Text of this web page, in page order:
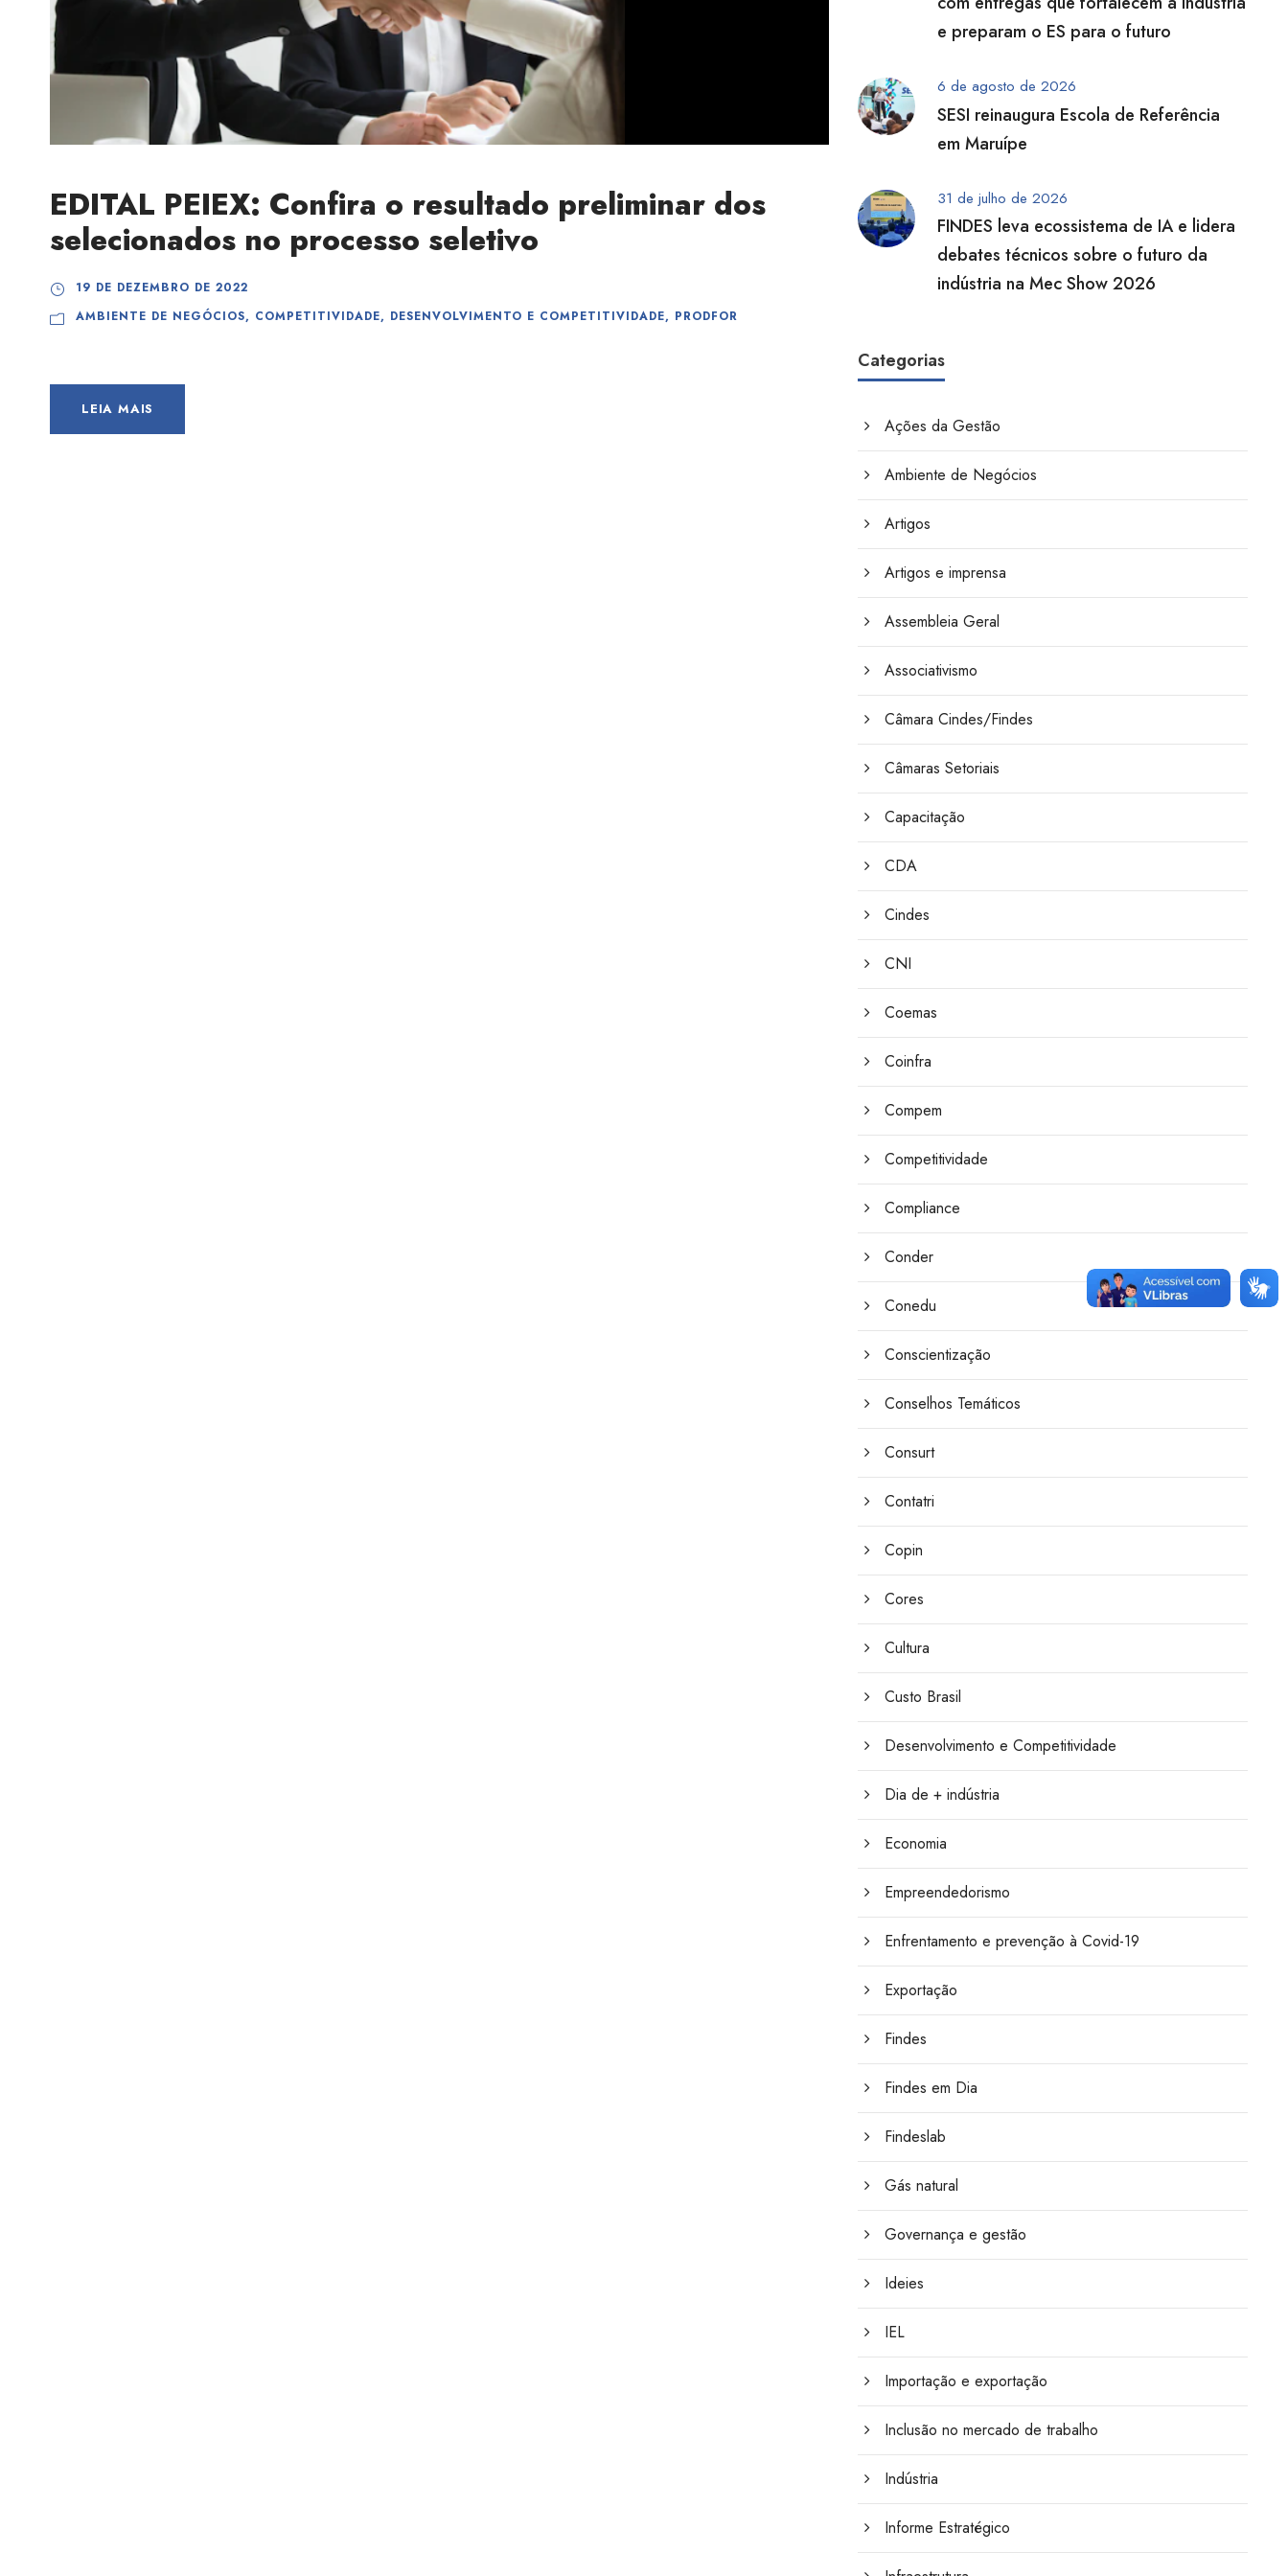
EDITAL PEIEX: Confira o resultado preliminar dos
selecionados no processo seletivo
19 DE DEZEMBRO DE 2022
AMBIENTE DE NEGÓCIOS, COMPETITIVIDADE, DESENVOLVIMENTO E COMPETITIVIDADE, PRODFOR
LEIA MAIS
e preparam o ES para o futuro
6 de agosto de 2026
SESI reinaugura Escola de Referência
em Maruípe
31 de julho de 2026
FINDES leva ecossistema de IA e lidera
debates técnicos sobre o futuro da
indústria na Mec Show 2026
Categorias
Ações da Gestão
Ambiente de Negócios
Artigos
Artigos e imprensa
Assembleia Geral
Associativismo
Câmara Cindes/Findes
Câmaras Setoriais
Capacitação
CDA
Cindes
CNI
Coemas
Coinfra
Compem
Competitividade
Compliance
Conder
Conedu
Conscientização
Conselhos Temáticos
Consurt
Contatri
Copin
Cores
Cultura
Custo Brasil
Desenvolvimento e Competitividade
Dia de + indústria
Economia
Empreendedorismo
Enfrentamento e prevenção à Covid-19
Exportação
Findes
Findes em Dia
Findeslab
Gás natural
Governança e gestão
Ideies
IEL
Importação e exportação
Inclusão no mercado de trabalho
Indústria
Informe Estratégico